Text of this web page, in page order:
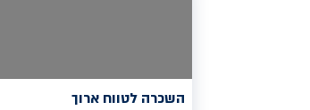
השכרה לטווח ארוך